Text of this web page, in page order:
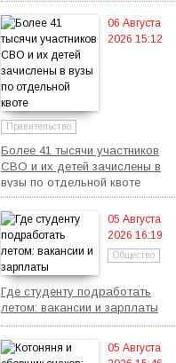
06 Августа
2026 15:12
Правительство
Более 41 тысячи участников
СВО и их детей зачислены в
вузы по отдельной квоте
05 Августа
2026 16:19
Общество
Где студенту подработать
летом: вакансии и зарплаты
05 Августа